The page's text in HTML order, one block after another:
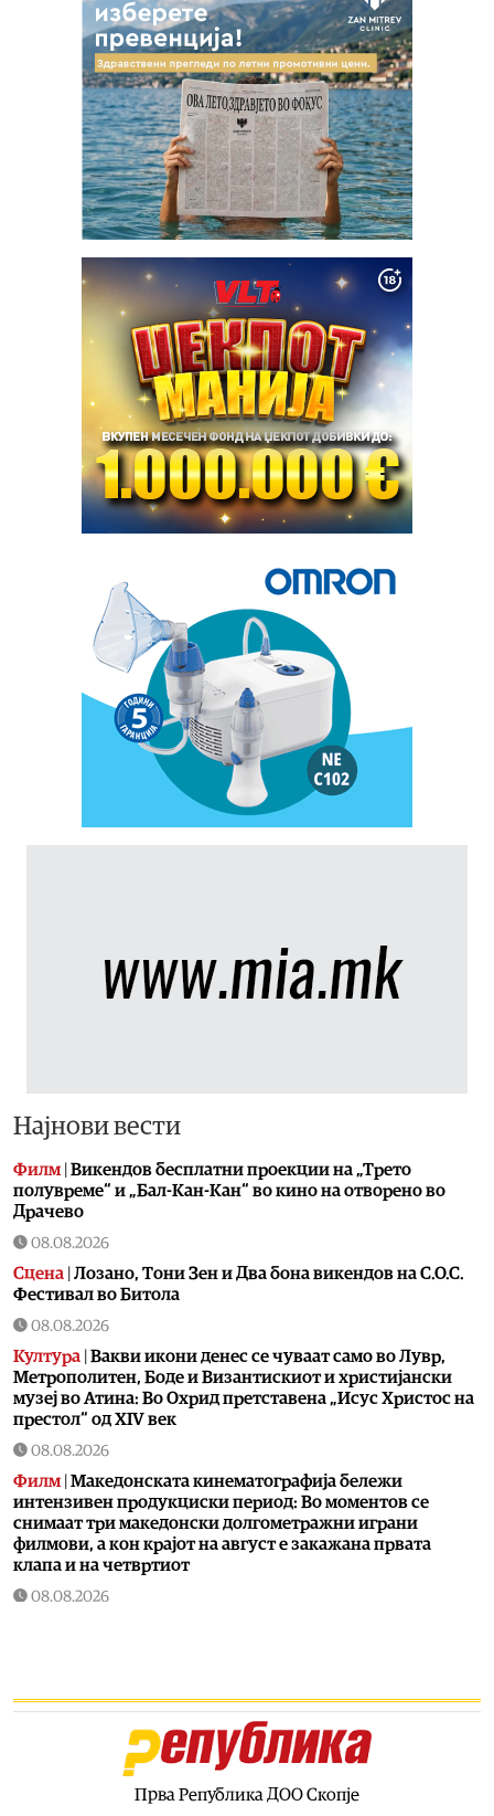
Најнови вести
Филм Викендов бесплатни проекции на „Трето
полувреме“ и „Бал-Кан-Кан“ во кино на отворено во
Драчево
08.08.2026
Сцена Лозано, Тони Зен и Два бона викендов на С.О.С.
Фестивал во Битола
08.08.2026
Култура Вакви икони денес се чуваат само во Лувр,
Метрополитен, Боде и Византискиот и христијански
музеј во Атина: Во Охрид претставена „Исус Христос на
престол“ од XIV век
08.08.2026
Филм Македонската кинематографија бележи
интензивен продукциски период: Во моментов се
снимаат три македонски долгометражни играни
филмови, а кон крајот на август е закажана првата
клапа и на четвртиот
08.08.2026
Свет|Во минатонеделниот мигрантски бран врз Сеута
загинале вкупно 96 лица, досега идентификувани само
Прва Република ДОО Скопје